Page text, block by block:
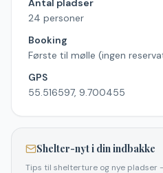
Antal pladser
24 personer
Booking
Første til mølle (ingen
GPS
55.516597, 9.700455
Shelter-nyt i din indbakke
Tips til shelterture og nye pladser